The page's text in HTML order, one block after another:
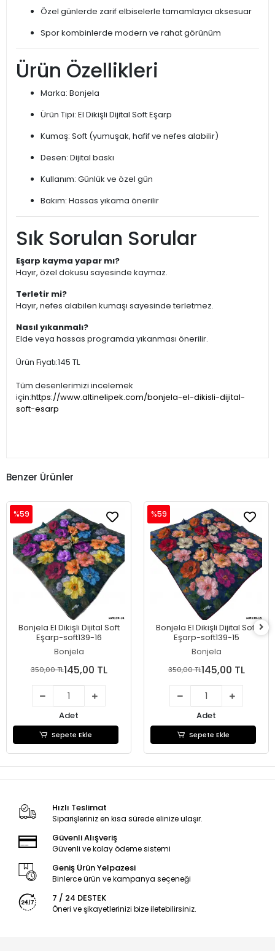
Özel günlerde zarif elbiselerle tamamlayıcı aksesuar
Spor kombinlerde modern ve rahat görünüm
Ürün Özellikleri
Marka: Bonjela
Ürün Tipi: El Dikişli Dijital Soft Eşarp
Kumaş: Soft (yumuşak, hafif ve nefes alabilir)
Desen: Dijital baskı
Kullanım: Günlük ve özel gün
Bakım: Hassas yıkama önerilir
Sık Sorulan Sorular
Eşarp kayma yapar mı?
Hayır, özel dokusu sayesinde kaymaz.
Terletir mi?
Hayır, nefes alabilen kumaşı sayesinde terletmez.
Nasıl yıkanmalı?
Elde veya hassas programda yıkanması önerilir.
Ürün Fiyatı:145 TL
Tüm desenlerimizi incelemek
için:https://www.altinelipek.com/bonjela-el-dikisli-dijital-
soft-esarp
Benzer Ürünler
Bonjela El Dikişli Dijital Soft
Eşarp-soft139-16
Bonjela
%59
350,00 TL145,00 TL
Adet
Sepete Ekle
Bonjela El Dikişli Dijital Soft
Eşarp-soft139-15
Bonjela
%59
350,00 TL145,00 TL
Adet
Sepete Ekle
Hızlı Teslimat
Siparişleriniz en kısa sürede elinize ulaşır.
Güvenli Alışveriş
Güvenli ve kolay ödeme sistemi
Geniş Ürün Yelpazesi
Binlerce ürün ve kampanya seçeneği
7 / 24 DESTEK
Öneri ve şikayetlerinizi bize iletebilirsiniz.